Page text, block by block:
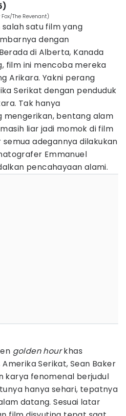
The Revenant)
satu film yang
dengan
di Alberta, Kanada
film ini mencoba mereka
Arikara. Yakni perang
Serikat dengan penduduk
Tak hanya
mengerikan, bentang alam
liar jadi momok di film
adegannya dilakukan
Emmanuel
pencahayaan alami.
golden hourkhas
Serikat, Sean Baker
karya fenomenal berjudul
hanya sehari, tepatnya
datang. Sesuai latar